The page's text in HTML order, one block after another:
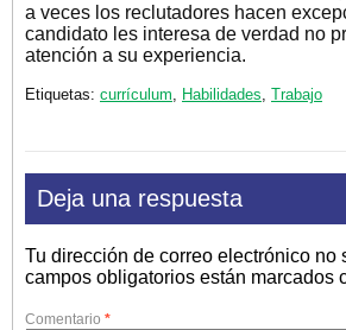
a veces los reclutadores hacen
candidato les interesa de verdad no
atención a su experiencia.
Etiquetas: currículum, Habilidades, Trabajo
Deja una respuesta
Tu dirección de correo electrónico no
campos obligatorios están marcados
Comentario *